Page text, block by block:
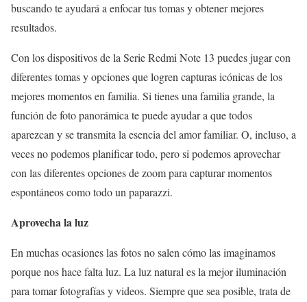
buscando te ayudará a enfocar tus tomas y obtener mejores
resultados.
Con los dispositivos de la Serie Redmi Note 13 puedes jugar con
diferentes tomas y opciones que logren capturas icónicas de los
mejores momentos en familia. Si tienes una familia grande, la
función de foto panorámica te puede ayudar a que todos
aparezcan y se transmita la esencia del amor familiar. O, incluso, a
veces no podemos planificar todo, pero si podemos aprovechar
con las diferentes opciones de zoom para capturar momentos
espontáneos como todo un paparazzi.
Aprovecha la luz
En muchas ocasiones las fotos no salen cómo las imaginamos
porque nos hace falta luz. La luz natural es la mejor iluminación
para tomar fotografías y videos. Siempre que sea posible, trata de